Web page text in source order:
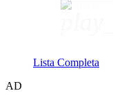
Lista Completa
AD